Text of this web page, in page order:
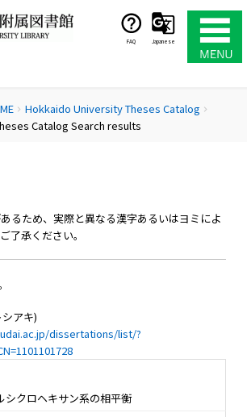
FAQ Japanese
chevron_right Hokkaido University Theses Catalog chevron_right
Catalog Search results
るため、実際と異なる漢字あるいはヨミによ
了承ください。
アキ)
dissertations/list/?
シクロヘキサン系の相平衡